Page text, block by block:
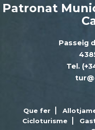
Patronat
Passeig
Tel.
Que fer
Cicloturisme